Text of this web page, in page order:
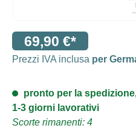
69,90 €*
Prezzi IVA inclusa per
pronto per la
1-3 giorni lavorativi
Scorte rimanenti: 4